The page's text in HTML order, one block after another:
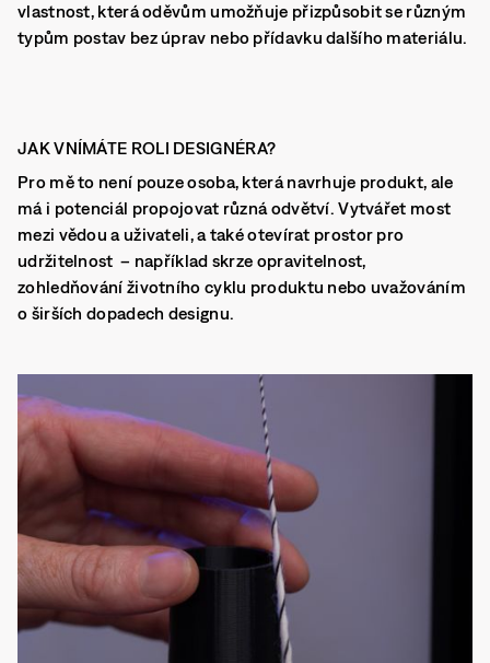
vlastnost, která oděvům umožňuje přizpůsobit se různým
typům postav bez úprav nebo přídavku dalšího materiálu.
JAK VNÍMÁTE ROLI DESIGNÉRA?
Pro mě to není pouze osoba, která navrhuje produkt, ale
má i potenciál propojovat různá odvětví. Vytvářet most
mezi vědou a uživateli, a také otevírat prostor pro
udržitelnost – například skrze opravitelnost,
zohledňování životního cyklu produktu nebo uvažováním
o širších dopadech designu.